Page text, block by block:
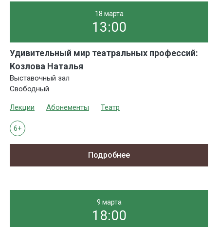
18 марта
13:00
Удивительный мир театральных профессий:
Козлова Наталья
Выставочный зал
Свободный
Лекции Абонементы Театр
6+
Подробнее
9 марта
18:00